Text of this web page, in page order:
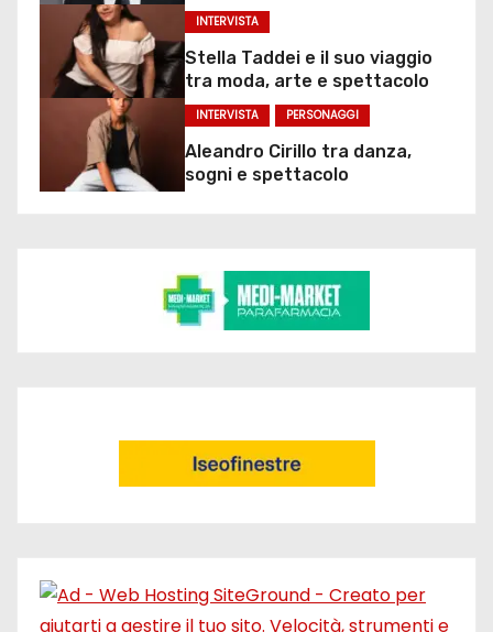
INTERVISTA
Stella Taddei e il suo viaggio
tra moda, arte e spettacolo
INTERVISTA PERSONAGGI
Aleandro Cirillo tra danza,
sogni e spettacolo